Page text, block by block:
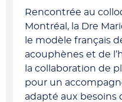
Rencontrée au
Montréal, la Dre
le modèle français
acouphènes et de
la collaboration de
pour un
adapté aux besoins